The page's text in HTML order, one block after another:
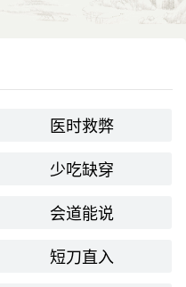
医时救弊
少吃缺穿
会道能说
短刀直入